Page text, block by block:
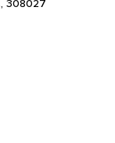
308027